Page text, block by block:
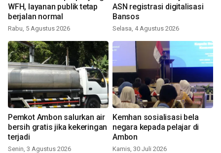
WFH, layanan publik tetap
berjalan normal
Rabu, 5 Agustus 2026
ASN registrasi digitalisasi
Bansos
Selasa, 4 Agustus 2026
Pemkot Ambon salurkan air
bersih gratis jika kekeringan
terjadi
Senin, 3 Agustus 2026
Kemhan sosialisasi bela
negara kepada pelajar di
Ambon
Kamis, 30 Juli 2026